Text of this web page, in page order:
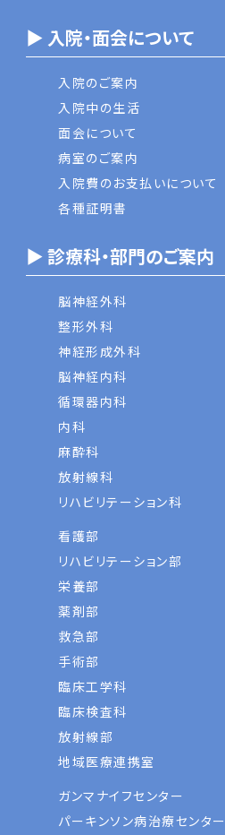
▶ 入院・面会について
入院のご案内
入院中の生活
面会について
病室のご案内
入院費のお支払いについて
各種証明書
▶ 診療科・部門のご案内
脳神経外科
整形外科
神経形成外科
脳神経内科
循環器内科
内科
麻酔科
放射線科
リハビリテーション科
看護部
リハビリテーション部
栄養部
薬剤部
救急部
手術部
臨床工学科
臨床検査科
放射線部
地域医療連携室
ガンマナイフセンター
パーキンソン病治療センター